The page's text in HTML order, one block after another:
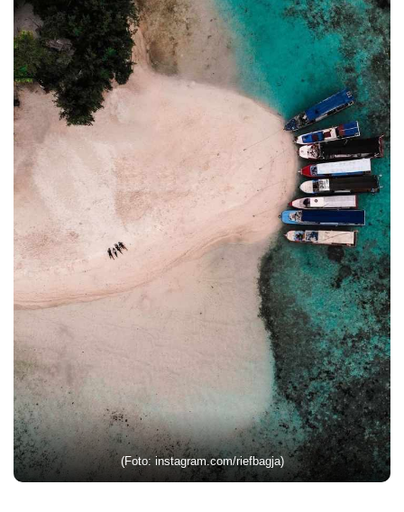
(Foto: instagram.com/riefbagja)